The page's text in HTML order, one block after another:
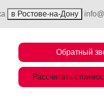
в Ростове-на-Дону
Обратный
Рассчитать